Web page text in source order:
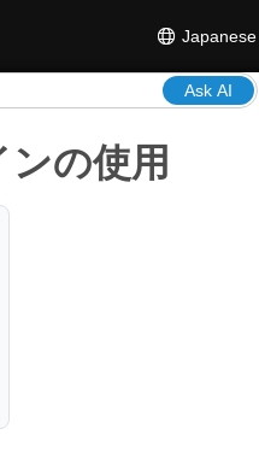
Japanese
Ask AI
の使用